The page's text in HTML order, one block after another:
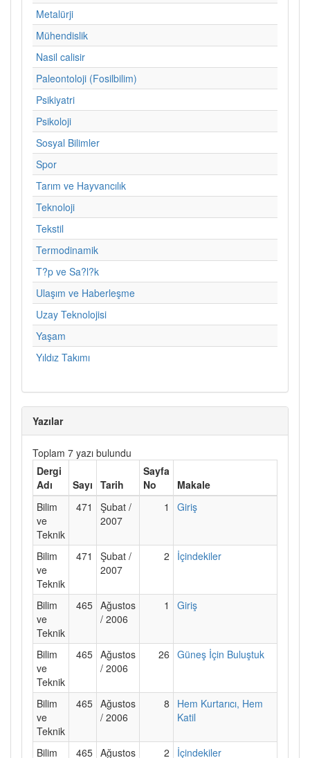
Metalürji
Mühendislik
Nasil calisir
Paleontoloji (Fosilbilim)
Psikiyatri
Psikoloji
Sosyal Bilimler
Spor
Tarım ve Hayvancılık
Teknoloji
Tekstil
Termodinamik
T?p ve Sa?l?k
Ulaşım ve Haberleşme
Uzay Teknolojisi
Yaşam
Yıldız Takımı
Yazılar
Toplam 7 yazı bulundu
Dergi
Adı
Sayı Tarih
Sayfa
No
Makale
Bilim
ve
Teknik
471
Şubat /
2007
1 Giriş
Bilim
ve
Teknik
471
Şubat /
2007
2 İçindekiler
Bilim
ve
Teknik
465 Ağustos
/ 2006
1 Giriş
Bilim
ve
Teknik
465 Ağustos
/ 2006
26 Güneş İçin Buluştuk
Bilim
ve
Teknik
465 Ağustos
/ 2006
8
Hem Kurtarıcı, Hem
Katil
Bilim 465 Ağustos 2 İçindekiler